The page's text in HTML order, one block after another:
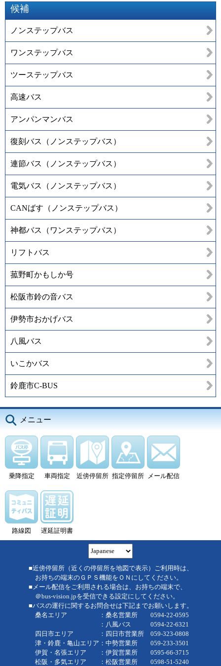
候補
ノンステップバス
ワンステップバス
ツーステップバス
高速バス
アンパンマンバス
復刻バス（ノンステップバス）
連節バス（ノンステップバス）
電気バス（ノンステップバス）
CANばす（ノンステップバス）
神都バス（ワンステップバス）
リフトバス
菰野町かもしか号
松阪市鈴の音バス
伊勢市おかげバス
八風バス
いこかバス
鈴鹿市C-BUS
メニュー
乗降指定 車両指定 近傍停留所 指定停留所 メール配信
路線図 遅延証明書
■近傍停留所（近くの停留所を地図で表示）ご利用時は、
お持ちの端末のＧＰＳ機能をＯＮにしてください。
■メール配信をご利用される場合は、お持ちの端末で、
＠bus-vision.jpを受信できる設定にしてください。
■バスの運行に関するお問合せは下記までお願いします。
桑名エリア ：桑名営業所 0594-22-0595
：八風バス 0594-22-6321
四日市エリア ：四日市営業所 059-323-0808
津・鈴鹿・亀山エリア：中勢営業所 059-233-3501
伊賀・名張エリア ：伊賀営業所 0595-66-3715
松阪・多気エリア ：松阪営業所 0598-51-5240